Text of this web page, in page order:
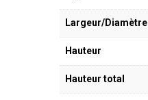
Largeur/Diamètre
Hauteur
Hauteur total